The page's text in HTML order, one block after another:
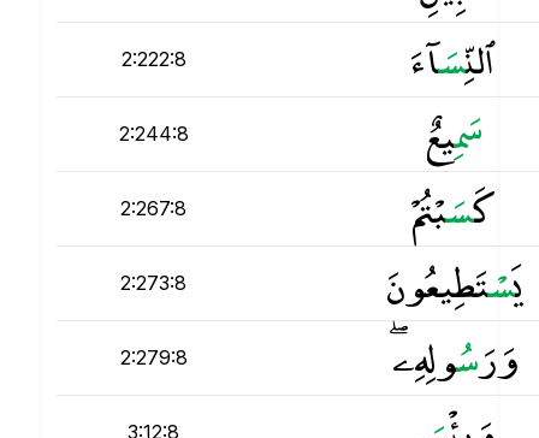
2:222:8 ٱلنِّسَآءَ
2:244:8 سَمِيعٌ
2:267:8 كَسَبْتُمْ
2:273:8 يَسْتَطِيعُونَ
2:279:8 وَرَسُولِهِۦ ۖ
3:12:8